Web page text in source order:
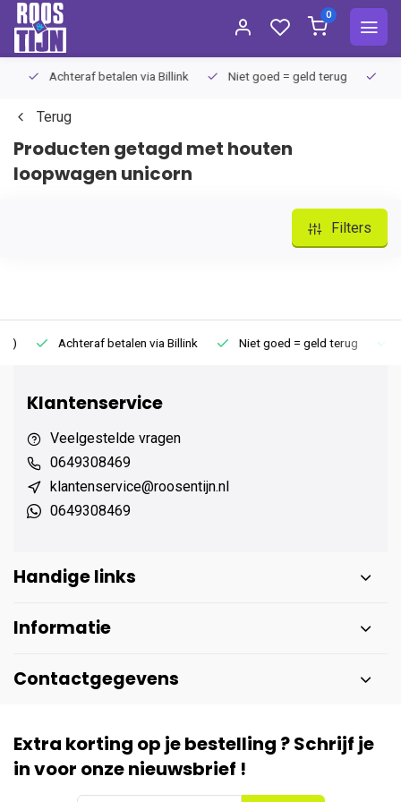
0
Achteraf betalen via Billink Niet goed = geld terug
Terug
Producten getagd met houten
loopwagen unicorn
Filters
Achteraf betalen via Billink Niet goed = geld terug
Klantenservice
Veelgestelde vragen
0649308469
klantenservice@roosentijn.nl
0649308469
Handige links
Informatie
Contactgegevens
Extra korting op je bestelling ? Schrijf je
in voor onze nieuwsbrief !